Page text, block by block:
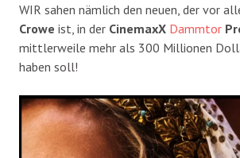
WIR sahen nämlich den neuen, der vor
Crowe ist, in der CinemaxX Dammtor
mittlerweile mehr als 300 Millionen
haben soll!